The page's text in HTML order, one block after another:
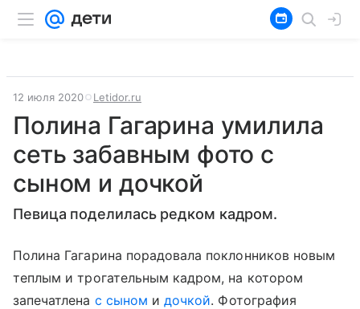
12 июля 2020 Letidor.ru
Полина Гагарина умилила
сеть забавным фото с
сыном и дочкой
Певица поделилась редком кадром.
Полина Гагарина порадовала поклонников новым
теплым и трогательным кадром, на котором
запечатлена с сыном идочкой. Фотография